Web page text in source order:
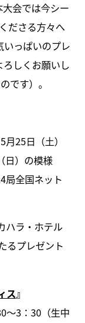
会では今シー
ださる方々へ
いっぱいのプレ
しくお願いし
です）。
25日（土）
日）の模様
局全国ネット
ハラ・ホテル
るプレゼント
ス』
～3：30（生中